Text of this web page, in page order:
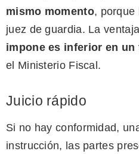
mismo momento, porque
juez de guardia. La
impone es inferior en un
el Ministerio Fiscal.
Juicio rápido
Si no hay conformidad,
instrucción, las partes